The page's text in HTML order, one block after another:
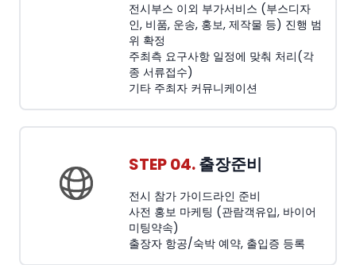
전시부스 이외 부가서비스 (부스디자
인, 비품, 운송, 홍보, 제작물 등) 진행 범
위 확정
주최측 요구사항 일정에 맞춰 처리(각
종 서류접수)
기타 주최자 커뮤니케이션
STEP 04.출장준비
전시 참가 가이드라인 준비
사전 홍보 마케팅 (관람객유입, 바이어
미팅약속)
출장자 항공/숙박 예약, 출입증 등록